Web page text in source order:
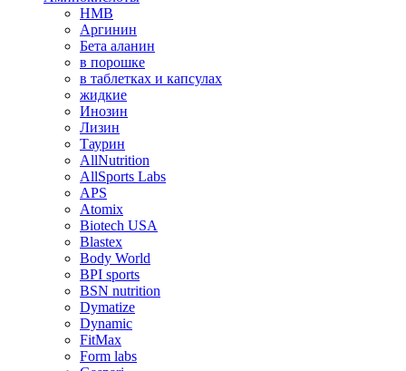
HMB
Аргинин
Бета аланин
в порошке
в таблетках и капсулах
жидкие
Инозин
Лизин
Таурин
AllNutrition
AllSports Labs
APS
Atomix
Biotech USA
Blastex
Body World
BPI sports
BSN nutrition
Dymatize
Dynamic
FitMax
Form labs